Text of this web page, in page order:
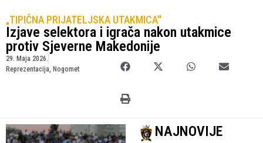
„TIPIČNA PRIJATELJSKA UTAKMICA''
Izjave selektora i igrača nakon utakmice
protiv Sjeverne Makedonije
29. Maja 2026.
Reprezentacija, Nogomet
NAJNOVIJE